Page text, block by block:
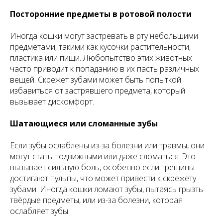
Посторонние предметы в ротовой полости
Иногда кошки могут застревать в рту небольшими
предметами, такими как кусочки растительности,
пластика или пищи. Любопытство этих животных
часто приводит к попаданию в их пасть различных
вещей. Скрежет зубами может быть попыткой
избавиться от застрявшего предмета, который
вызывает дискомфорт.
Шатающиеся или сломанные зубы
Если зубы ослаблены из-за болезни или травмы, они
могут стать подвижными или даже сломаться. Это
вызывает сильную боль, особенно если трещины
достигают пульпы, что может привести к скрежету
зубами. Иногда кошки ломают зубы, пытаясь грызть
твёрдые предметы, или из-за болезни, которая
ослабляет зубы.